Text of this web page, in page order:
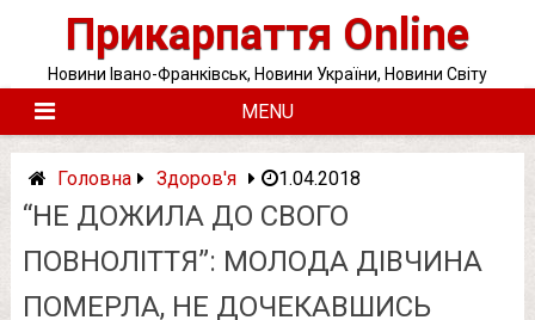
Прикарпаття Online
Новини Івано-Франківськ, Новини України, Новини Світу
MENU
Головна Здоров'я 1.04.2018
“НЕ ДОЖИЛА ДО СВОГО
ПОВНОЛІТТЯ”: МОЛОДА ДІВЧИНА
ПОМЕРЛА, НЕ ДОЧЕКАВШИСЬ